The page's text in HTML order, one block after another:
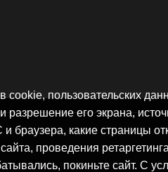
cookie, пользовательских
его экрана,
браузера, какие страницы
проведения
покиньте сайт. С
Эл № ФС77-86309 от 17 ноября
ООО «Стартап», ОГРН
ул. Рокоссовского, д.